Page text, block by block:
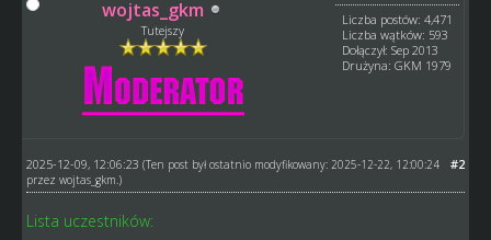
wojtas_gkm
Tutejszy
Liczba postów: 4,471
Liczba wątków: 593
Dołączył: Sep 2013
Drużyna: GKM 1979
#2
2025-12-09, 12:06:23 (Ten post był ostatnio modyfikowany: 2025-12-22, 12:00:24
przez wojtas_gkm .)
Lista uczestników: